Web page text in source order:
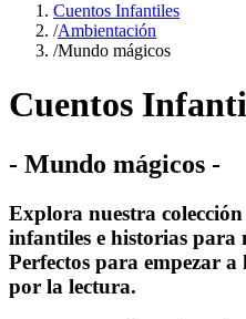
Cuentos Infantiles
/Ambientación
/Mundo mágicos
Cuentos
- Mundo mágicos -
Explora nuestra colección
infantiles e historias para
Perfectos para empezar
por la lectura.